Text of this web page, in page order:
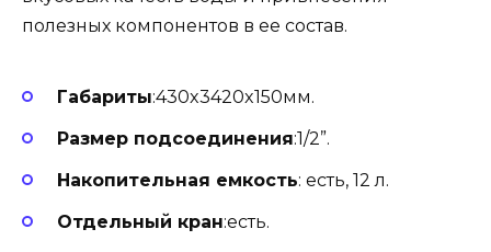
полезных компонентов в ее состав.
Габариты:430x3420x150мм.
Размер подсоединения:1/2”.
Накопительная емкость: есть, 12 л.
Отдельный кран:есть.